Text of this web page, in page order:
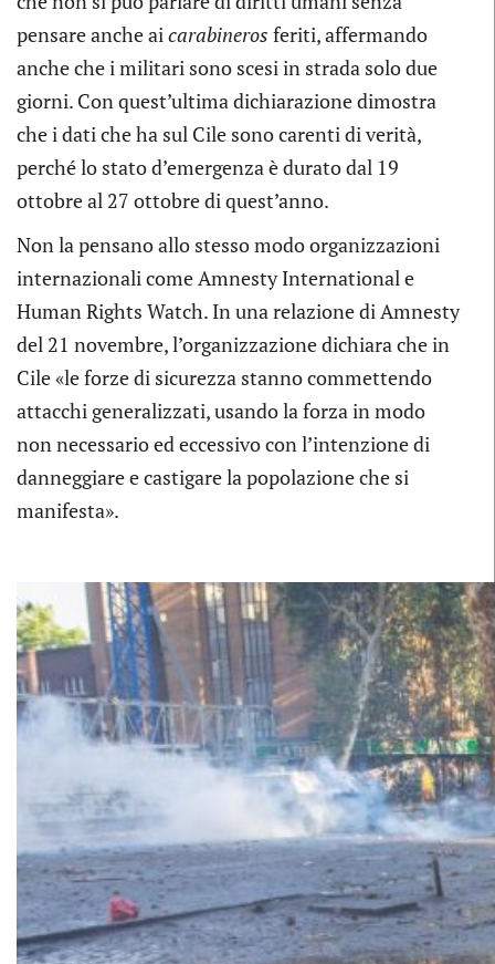
pensare anche aicarabineros feriti, affermando
anche che i militari sono scesi in strada solo due
giorni. Con quest’ultima dichiarazione dimostra
che i dati che ha sul Cile sono carenti di verità,
perché lo stato d’emergenza è durato dal 19
ottobre al 27 ottobre di quest’anno.
Non la pensano allo stesso modo organizzazioni
internazionali come Amnesty International e
Human Rights Watch. In una relazione di Amnesty
del 21 novembre, l’organizzazione dichiara che in
Cile «le forze di sicurezza stanno commettendo
attacchi generalizzati, usando la forza in modo
non necessario ed eccessivo con l’intenzione di
danneggiare e castigare la popolazione che si
manifesta».